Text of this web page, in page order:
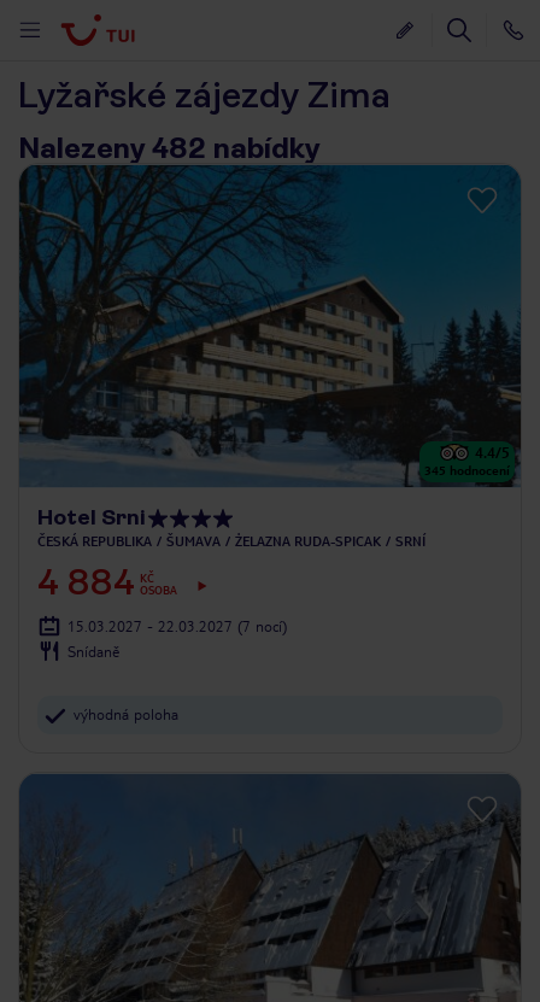
Lyžařské zájezdy Zima
Nalezeny 482 nabídky
4.4/5
345 hodnocení
Hotel Srni
ČESKÁ REPUBLIKA ŠUMAVA ŻELAZNA RUDA-SPICAK SRNÍ
4 884 KČ
OSOBA
15.03.2027 - 22.03.2027 (7 nocí)
Snídaně
výhodná poloha